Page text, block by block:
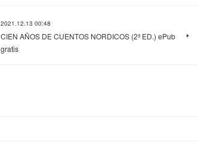
2021.12.13 00:48
CIEN AÑOS DE CUENTOS NORDICOS (2ª ED.) ePub
gratis